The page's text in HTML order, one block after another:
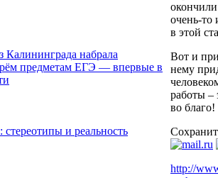
набрала
предметам ЕГЭ — впервые в
стереотипы и реальность
очень-то
в этой
Вот и
нему
работы –
во благо!
http://